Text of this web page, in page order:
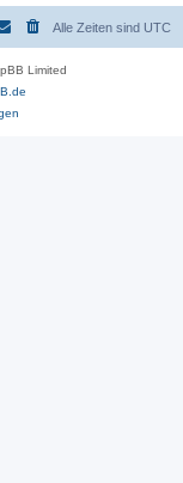
Alle Zeiten sind UTC
Limited